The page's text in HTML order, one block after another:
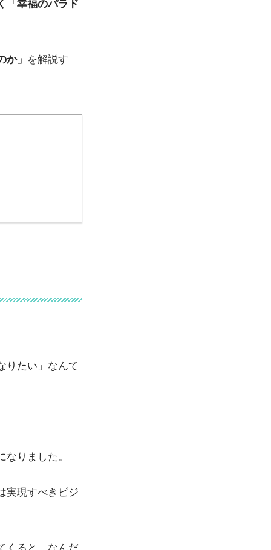
「幸福のパラド
」 を解説す
りたい」なんて
りました。
実現すべきビジ